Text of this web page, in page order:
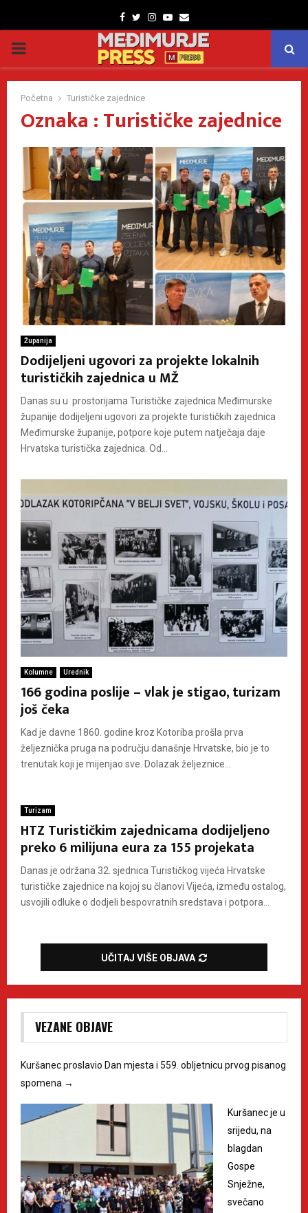
Facebook
TwitterInstagram
Youtube
Email
PRIMARY
MENU
Početna Turističke zajednice
Oznaka : Turističke zajednice
Županija
Dodijeljeni ugovori za projekte lokalnih
turističkih zajednica u MŽ
Danas su u prostorijama Turističke zajednica Međimurske
županije dodijeljeni ugovori za projekte turističkih zajednica
Međimurske županije, potpore koje putem natječaja daje
Hrvatska turistička zajednica. Od...
Kolumne Urednik
166 godina poslije – vlak je stigao, turizam
još čeka
Kad je davne 1860. godine kroz Kotoriba prošla prva
željeznička pruga na području današnje Hrvatske, bio je to
trenutak koji je mijenjao sve. Dolazak željeznice...
Turizam
HTZ Turističkim zajednicama dodijeljeno
preko 6 milijuna eura za 155 projekata
Danas je održana 32. sjednica Turističkog vijeća Hrvatske
turističke zajednice na kojoj su članovi Vijeća, između ostalog,
usvojili odluke o dodjeli bespovratnih sredstava i potpora...
UČITAJ VIŠE OBJAVA
VEZANE OBJAVE
Kuršanec proslavio Dan mjesta i 559. obljetnicu prvog pisanog
spomena →
Kuršanec je u
srijedu, na
blagdan
Gospe
Snježne,
svečano